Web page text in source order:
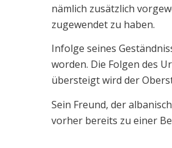
nämlich zusätzlich
zugewendet zu haben.
Infolge seines
worden. Die Folgen des
übersteigt wird der
Sein Freund, der
vorher bereits zu einer